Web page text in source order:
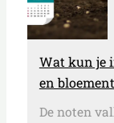
Wat kun je
en
De noten